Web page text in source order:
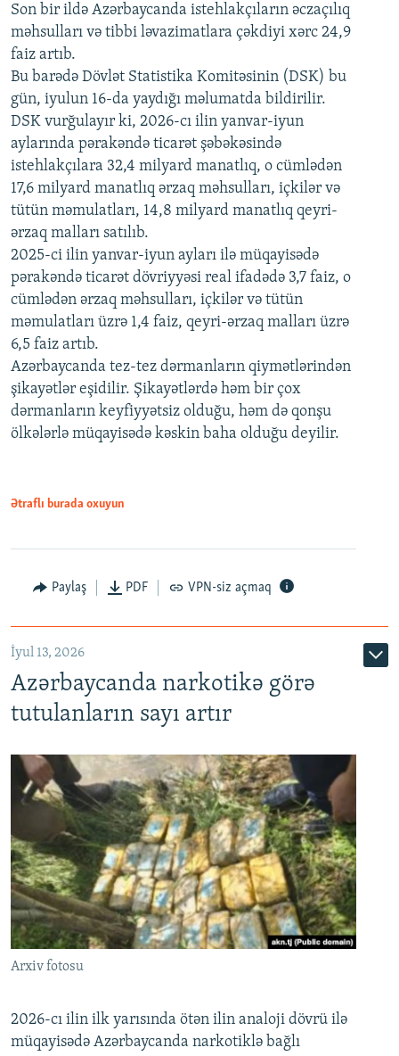
Auto 240p 360p 480p
720p 1080p
360p
480p
720p
1080p
Son bir ildə Azərbaycanda istehlakçıların əczaçılıq
məhsulları və tibbi ləvazimatlara çəkdiyi xərc 24,9
faiz artıb.
Bu barədə Dövlət Statistika Komitəsinin (DSK) bu
gün, iyulun 16-da yaydığı məlumatda bildirilir.
DSK vurğulayır ki, 2026-cı ilin yanvar-iyun
aylarında pərakəndə ticarət şəbəkəsində
istehlakçılara 32,4 milyard manatlıq, o cümlədən
17,6 milyard manatlıq ərzaq məhsulları, içkilər və
tütün məmulatları, 14,8 milyard manatlıq qeyri-
ərzaq malları satılıb.
2025-ci ilin yanvar-iyun ayları ilə müqayisədə
pərakəndə ticarət dövriyyəsi real ifadədə 3,7 faiz, o
cümlədən ərzaq məhsulları, içkilər və tütün
məmulatları üzrə 1,4 faiz, qeyri-ərzaq malları üzrə
6,5 faiz artıb.
Azərbaycanda tez-tez dərmanların qiymətlərindən
şikayətlər eşidilir. Şikayətlərdə həm bir çox
dərmanların keyfiyyətsiz olduğu, həm də qonşu
ölkələrlə müqayisədə kəskin baha olduğu deyilir.
Ətraflı burada oxuyun
Paylaş PDF VPN-siz açmaq
İyul 13, 2026
Azərbaycanda narkotikə görə
tutulanların sayı artır
Arxiv fotosu
2026-cı ilin ilk yarısında ötən ilin analoji dövrü ilə
müqayisədə Azərbaycanda narkotiklə bağlı